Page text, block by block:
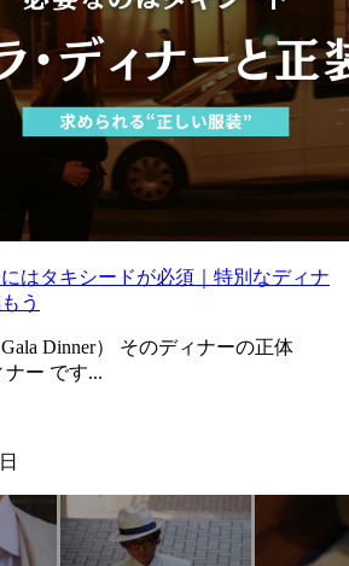
はタキシードが必須｜特別なディナ
う
Dinner） そのディナーの正体
ー です...